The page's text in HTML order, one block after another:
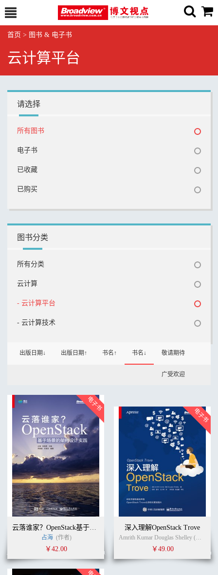
首页 > 图书 & 电子书
云计算平台
请选择
所有图书
电子书
已收藏
已购买
图书分类
所有分类
云计算
- 云计算平台
- 云计算技术
出版日期↓ 出版日期↑ 书名↑ 书名↓ 敬请期待
广受欢迎
云落谁家？OpenStack基于场景的架构设计实践
占海 (作者)
￥42.00
深入理解OpenStack Trove
Amrith Kumar Douglas Shelley (作者)
￥49.00